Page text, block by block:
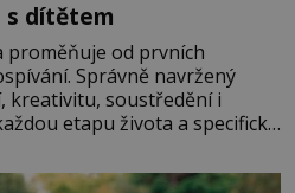
dítětem
proměňuje od prvních
Správně navržený
kreativitu, soustředění i
etapu života a specifické
by pokoj miminka měl působit